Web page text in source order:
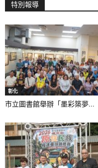
特別報導
彰化
市立圖書館舉辦「墨彩築夢...